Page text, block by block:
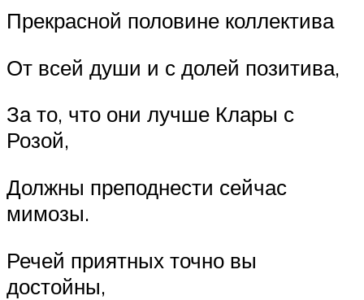
Прекрасной половине коллектива
От всей души и с долей позитива,
За то, что они лучше Клары с
Розой,
Должны преподнести сейчас
мимозы.
Речей приятных точно вы
достойны,